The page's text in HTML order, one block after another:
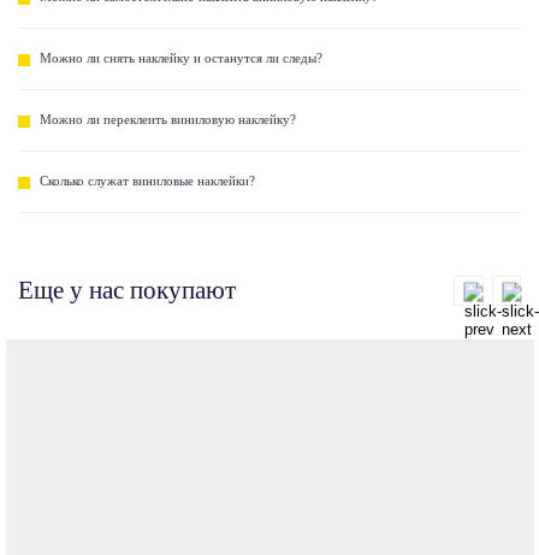
Можно ли снять наклейку и останутся ли следы?
Можно ли переклеить виниловую наклейку?
Сколько служат виниловые наклейки?
Еще у нас покупают